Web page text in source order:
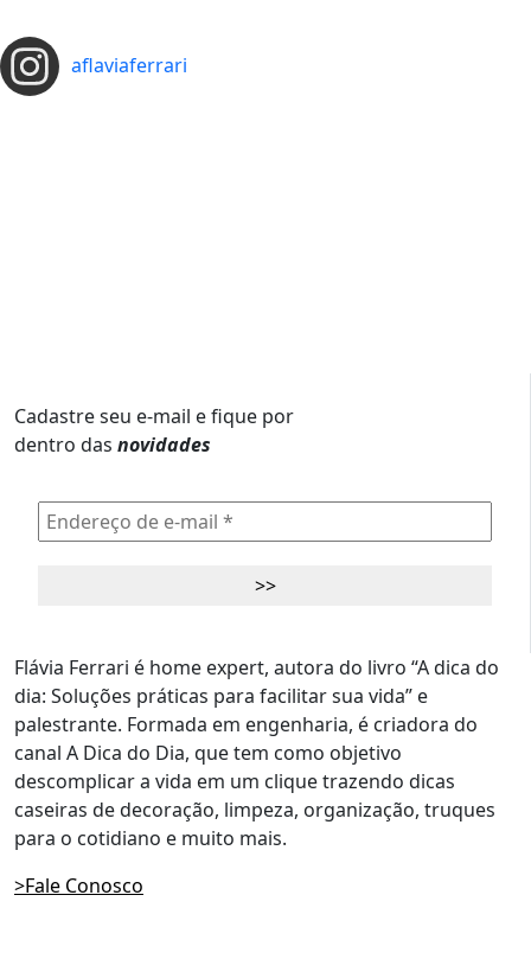
aflaviaferrari
Cadastre seu e-mail e fique por
dentro das novidades
Flávia Ferrari é home expert, autora do livro “A dica do
dia: Soluções práticas para facilitar sua vida” e
palestrante. Formada em engenharia, é criadora do
canal A Dica do Dia, que tem como objetivo
descomplicar a vida em um clique trazendo dicas
caseiras de decoração, limpeza, organização, truques
para o cotidiano e muito mais.
>Fale Conosco